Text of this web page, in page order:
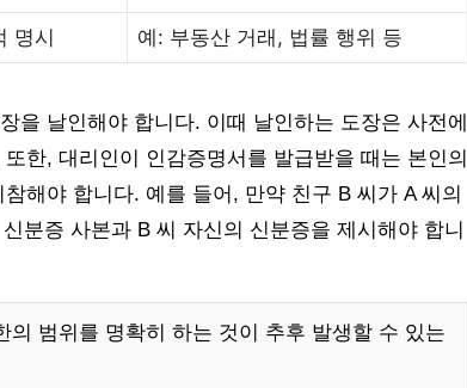
명시 예: 부동산 거래, 법률 행위 등
을 날인해야 합니다. 이때 날인하는 도장은 사전에
한, 대리인이 인감증명서를 발급받을 때는 본인의
해야 합니다. 예를 들어, 만약 친구 B 씨가 A 씨의
분증 사본과 B 씨 자신의 신분증을 제시해야 합니
범위를 명확히 하는 것이 추후 발생할 수 있는